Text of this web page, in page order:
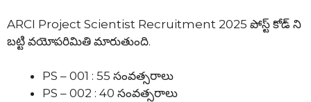
ARCI Project Scientist Recruitment 2025 పోస్ట్ కోడ్ ని
బట్టి వయోపరిమితి మారుతుంది.
PS – 001 : 55 సంవత్సరాలు
PS – 002 : 40 సంవత్సరాలు